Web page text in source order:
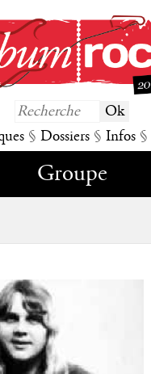
§ Dossiers § Infos §
Groupe